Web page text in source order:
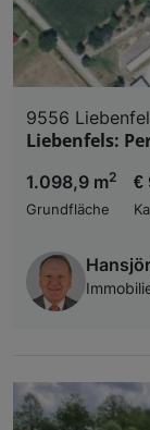
9556
Liebenfels:
1.098,9 m2
Grundfläche
€